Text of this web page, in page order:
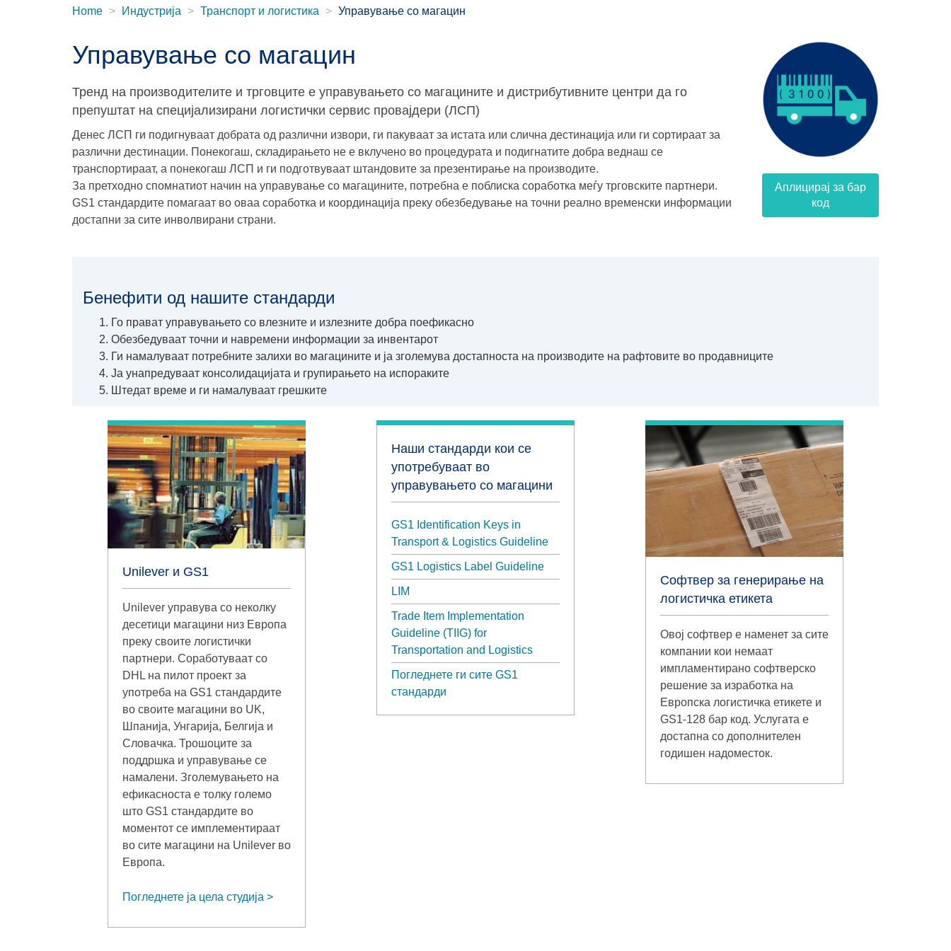
Home Индустрија Транспорт и логистика Управување со магацин
Управување со магацин
Тренд на производителите и трговците е управувањето со магацините и дистрибутивните центри да го
препуштат на специјализирани логистички сервис провајдери (ЛСП)
Денес ЛСП ги подигнуваат добрата од различни извори, ги пакуваат за истата или слична дестинација или ги сортираат за
различни дестинации. Понекогаш, складирањето не е вклучено во процедурата и подигнатите добра веднаш се
транспортираат, а понекогаш ЛСП и ги подготвуваат штандовите за презентирање на производите.
За претходно спомнатиот начин на управување со магацините, потребна е поблиска соработка меѓу трговските партнери.
GS1 стандардите помагаат во оваа соработка и координација преку обезбедување на точни реално временски информации
достапни за сите инволвирани страни.
Аплицирај за бар
код
Бенефити од нашите стандарди
Го прават управувањето со влезните и излезните добра поефикасно
Обезбедуваат точни и навремени информации за инвентарот
Ги намалуваат потребните залихи во магацините и ја зголемува достапноста на производите на рафтовите во продавниците
Ја унапредуваат консолидацијата и групирањето на испораките
Штедат време и ги намалуваат грешките
Unilever и GS1
Unilever управува со неколку
десетици магацини низ Европа
преку своите логистички
партнери. Соработуваат со
DHL на пилот проект за
употреба на GS1 стандардите
во своите магацини во UK,
Шпанија, Унгарија, Белгија и
Словачка. Трошоците за
поддршка и управување се
намалени. Зголемувањето на
ефикасноста е толку големо
што GS1 стандардите во
моментот се имплементираат
во сите магацини на Unilever во
Европа.
Погледнете ја цела студија
Наши стандарди кои се
употребуваат во
управувањето со магацини
GS1 Identification Keys in
Transport & Logistics Guideline
GS1 Logistics Label Guideline
LIM
Trade Item Implementation
Guideline (TIIG) for
Transportation and Logistics
Погледнете ги сите GS1
стандарди
Софтвер за генерирање на
логистичка етикета
Овој софтвер е наменет за сите
компании кои немаат
импламентирано софтверско
решение за изработка на
Европска логистичка етикете и
GS1-128 бар код. Услугата е
достапна со дополнителен
годишен надоместок.